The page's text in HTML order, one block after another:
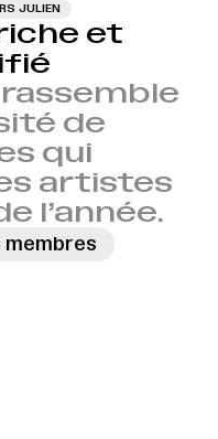
JULIEN
et
rassemble
de
qui
artistes
l’année.
membres